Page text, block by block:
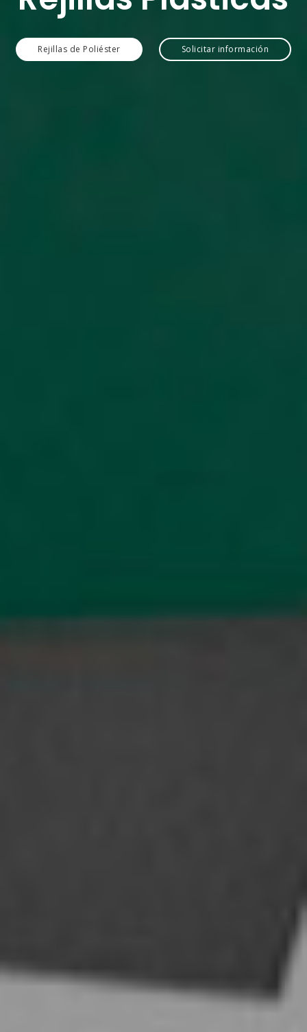
Rejillas de Poliéster Solicitar información